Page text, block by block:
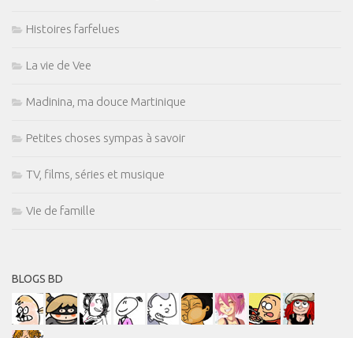
Histoires farfelues
La vie de Vee
Madinina, ma douce Martinique
Petites choses sympas à savoir
TV, films, séries et musique
Vie de famille
BLOGS BD